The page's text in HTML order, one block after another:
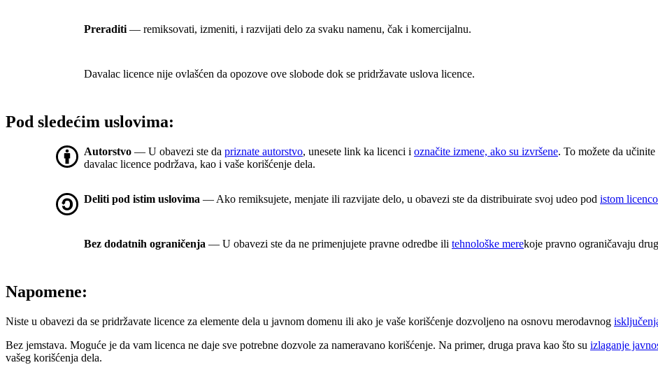
Preraditi — remiksovati, izmeniti, i razvijati delo za svaku namenu, čak i komercijalnu.
Davalac licence nije ovlašćen da opozove ove slobode dok se pridržavate uslova licence.
Pod sledećim uslovima:
Autorstvo — U obavezi ste da priznate autorstvo, unesete link ka licenci i označite izmene, ako su izvršene. To možete da
davalac licence podržava, kao i vaše korišćenje dela.
Deliti pod istim uslovima — Ako remiksujete, menjate ili razvijate delo, u obavezi ste da distribuirate svoj udeo pod istom
Bez dodatnih ograničenja — U obavezi ste da ne primenjujete pravne odredbe ili tehnološke merekoje pravno ograničavaju
Napomene:
Niste u obavezi da se pridržavate licence za elemente dela u javnom domenu ili ako je vaše korišćenje dozvoljeno na osnovu merodavnog
Bez jemstava. Moguće je da vam licenca ne daje sve potrebne dozvole za nameravano korišćenje. Na primer, druga prava kao što su izlaganje
vašeg korišćenja dela.